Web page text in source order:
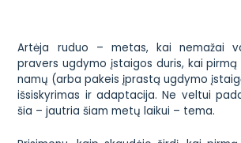
Artėja ruduo – metas, kai nemažai
pravers ugdymo įstaigos duris, kai
namų (arba pakeis įprastą ugdymo
išsiskyrimas ir adaptacija. Ne veltui
šia – jautria šiam metų laikui – tema.